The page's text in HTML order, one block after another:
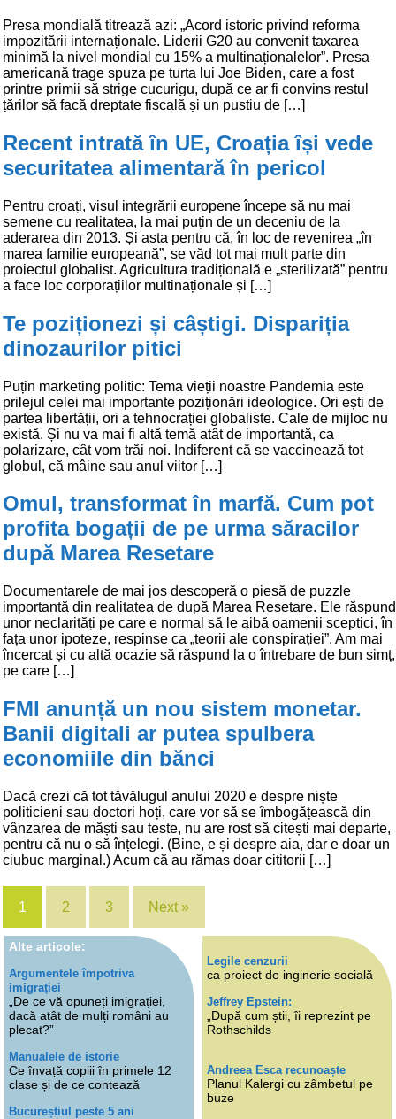
Presa mondială titrează azi: „Acord istoric privind reforma
impozitării internaționale. Liderii G20 au convenit taxarea
minimă la nivel mondial cu 15% a multinaționalelor”. Presa
americană trage spuza pe turta lui Joe Biden, care a fost
printre primii să strige cucurigu, după ce ar fi convins restul
țărilor să facă dreptate fiscală și un pustiu de […]
Recent intrată în UE, Croația își vede
securitatea alimentară în pericol
Pentru croați, visul integrării europene începe să nu mai
semene cu realitatea, la mai puțin de un deceniu de la
aderarea din 2013. Și asta pentru că, în loc de revenirea „în
marea familie europeană”, se văd tot mai mult parte din
proiectul globalist. Agricultura tradițională e „sterilizată” pentru
a face loc corporațiilor multinaționale și […]
Te poziționezi și câștigi. Dispariția
dinozaurilor pitici
Puțin marketing politic: Tema vieții noastre Pandemia este
prilejul celei mai importante poziționări ideologice. Ori ești de
partea libertății, ori a tehnocrației globaliste. Cale de mijloc nu
există. Și nu va mai fi altă temă atât de importantă, ca
polarizare, cât vom trăi noi. Indiferent că se vaccinează tot
globul, că mâine sau anul viitor […]
Omul, transformat în marfă. Cum pot
profita bogații de pe urma săracilor
după Marea Resetare
Documentarele de mai jos descoperă o piesă de puzzle
importantă din realitatea de după Marea Resetare. Ele răspund
unor neclarități pe care e normal să le aibă oamenii sceptici, în
fața unor ipoteze, respinse ca „teorii ale conspirației”. Am mai
încercat și cu altă ocazie să răspund la o întrebare de bun simț,
pe care […]
FMI anunță un nou sistem monetar.
Banii digitali ar putea spulbera
economiile din bănci
Dacă crezi că tot tăvălugul anului 2020 e despre niște
politicieni sau doctori hoți, care vor să se îmbogățească din
vânzarea de măști sau teste, nu are rost să citești mai departe,
pentru că nu o să înțelegi. (Bine, e și despre aia, dar e doar un
ciubuc marginal.) Acum că au rămas doar cititorii […]
1 2 3 Next »
Alte articole:
Argumentele împotriva
imigrației
„De ce vă opuneți imigrației,
dacă atât de mulți români au
plecat?”
Manualele de istorie
Ce învață copiii în primele 12
clase și de ce contează
Bucureștiul peste 5 ani
Legile cenzurii
ca proiect de inginerie socială
Jeffrey Epstein:
„După cum știi, îi reprezint pe
Rothschilds
Andreea Esca recunoaște
Planul Kalergi cu zâmbetul pe
buze